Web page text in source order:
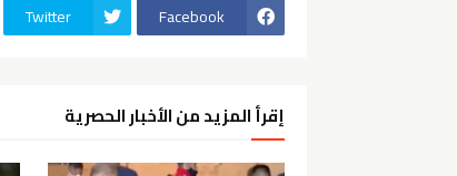
Facebook
Twitter
إقرأ المزيد من الأخبار الحصرية